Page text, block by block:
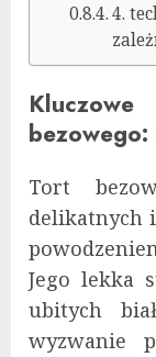
4.
bezowego:
Tort
delikatnych
Jego lekka
ubitych
wyzwanie